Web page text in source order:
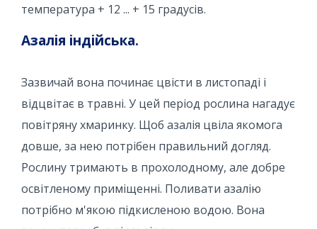
температура + 12 ... + 15 градусів.
Азалія індійська.
Зазвичай вона починає цвісти в листопаді і
відцвітає в травні. У цей період рослина нагадує
повітряну хмаринку. Щоб азалія цвіла якомога
довше, за нею потрібен правильний догляд.
Рослину тримають в прохолодному, але добре
освітленому приміщенні. Поливати азалію
потрібно м'якою підкисленою водою. Вона